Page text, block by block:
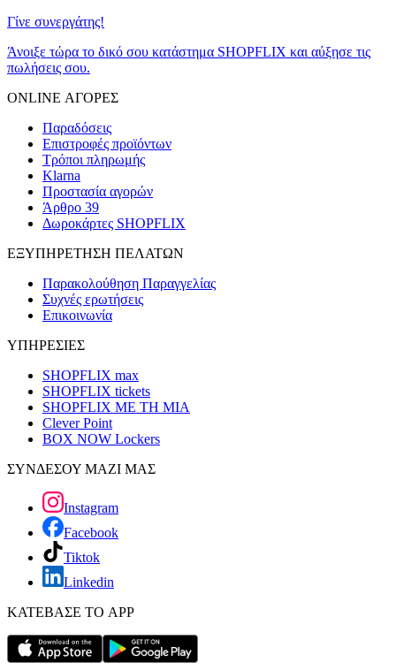
Γίνε συνεργάτης!
Άνοιξε τώρα το δικό σου κατάστημα SHOPFLIX και αύξησε τις
πωλήσεις σου.
ONLINE ΑΓΟΡΕΣ
Παραδόσεις
Επιστροφές προϊόντων
Τρόποι πληρωμής
Klarna
Προστασία αγορών
Άρθρο 39
Δωροκάρτες SHOPFLIX
ΕΞΥΠΗΡΕΤΗΣΗ ΠΕΛΑΤΩΝ
Παρακολούθηση Παραγγελίας
Συχνές ερωτήσεις
Επικοινωνία
ΥΠΗΡΕΣΙΕΣ
SHOPFLIX max
SHOPFLIX tickets
SHOPFLIX ΜΕ ΤΗ ΜΙΑ
Clever Point
BOX NOW Lockers
ΣΥΝΔΕΣΟΥ ΜΑΖΙ ΜΑΣ
Instagram
Facebook
Tiktok
Linkedin
ΚΑΤΕΒΑΣΕ ΤΟ APP